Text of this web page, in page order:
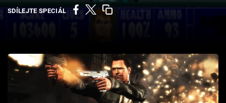
Hry
Pořady
TV Program
SDÍLEJTE SPECIÁL